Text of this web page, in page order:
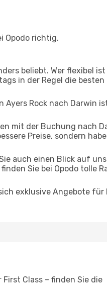
Opodo richtig.
beliebt. Wer flexibel
in der Regel die besten
Ayers Rock nach Darwin
mit der Buchung nach
Preise, sondern
auch einen Blick auf
Sie bei Opodo tolle
exklusive Angebote für
Class – finden Sie die